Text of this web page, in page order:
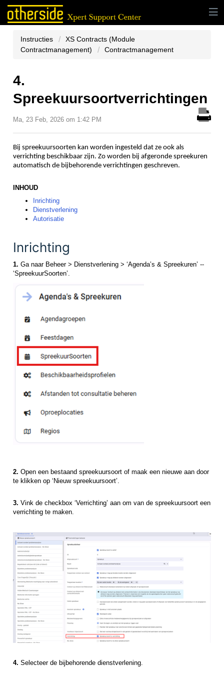
Instructies
XS Contracts (Module
Contractmanagement)
Contractmanagement
4.
Spreekuursoortverrichtingen
Ma, 23 Feb, 2026 om 1:42 PM
Bij spreekuursoorten kan worden ingesteld dat ze ook als
verrichting beschikbaar zijn. Zo worden bij afgeronde spreekuren
automatisch de bijbehorende verrichtingen geschreven.
INHOUD
Inrichting
Dienstverlening
Autorisatie
Inrichting
1. Ga naar Beheer > Dienstverlening > ‘Agenda’s & Spreekuren’ --
‘SpreekuurSoorten’.
2. Open een bestaand spreekuursoort of maak een nieuwe aan door
te klikken op ‘Nieuw spreekuursoort’.
3. Vink de checkbox ‘Verrichting’ aan om van de spreekuursoort een
verrichting te maken.
4. Selecteer de bijbehorende dienstverlening.